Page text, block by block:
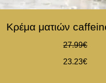
Κρέμα ματιών
27.99€
23.23€